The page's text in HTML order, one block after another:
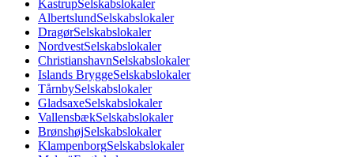
KastrupSelskabslokaler
AlbertslundSelskabslokaler
DragørSelskabslokaler
NordvestSelskabslokaler
ChristianshavnSelskabslokaler
Islands BryggeSelskabslokaler
TårnbySelskabslokaler
GladsaxeSelskabslokaler
VallensbækSelskabslokaler
BrønshøjSelskabslokaler
KlampenborgSelskabslokaler